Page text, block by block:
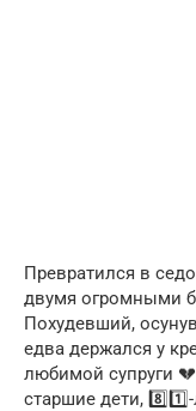
Превратился в
двумя огромными
Похудевший,
едва держался у
любимой супруги
старшие дети,